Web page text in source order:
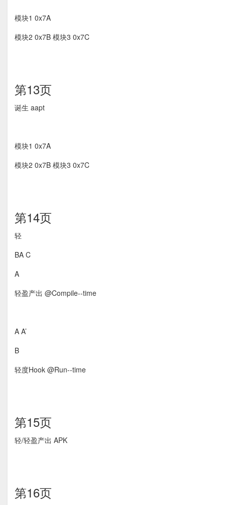
模块1 0x7A
模块2 0x7B 模块3 0x7C
第13页
诞生 aapt
模块1 0x7A
模块2 0x7B 模块3 0x7C
第14页
轻
BA C
A
轻盈产出 @Compile-­‐time
A A’
B
轻度Hook @Run-­‐time
第15页
轻/轻盈产出 APK
第16页